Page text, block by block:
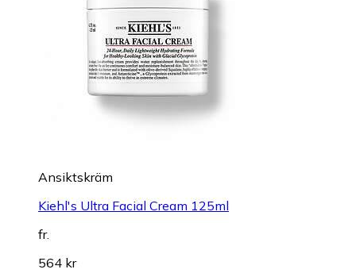
Ansiktskräm
Kiehl's Ultra Facial Cream 125ml
fr.
564 kr